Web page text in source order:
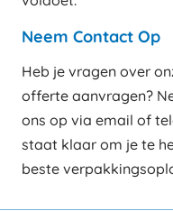
Neem Contact Op
Heb je vragen over
offerte aanvragen?
ons op via email of
staat klaar om je te
beste